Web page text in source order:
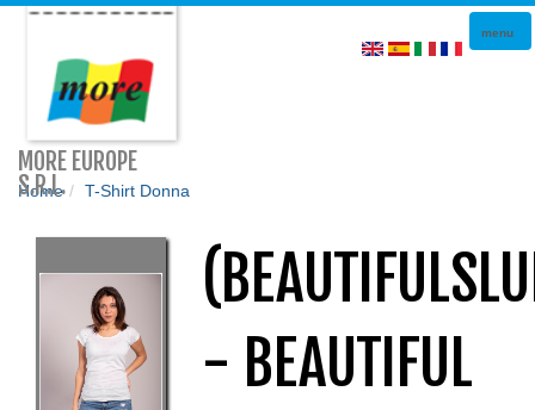
menu
MORE EUROPE
S.R.L.
Home T-Shirt Donna
- BEAUTIFUL